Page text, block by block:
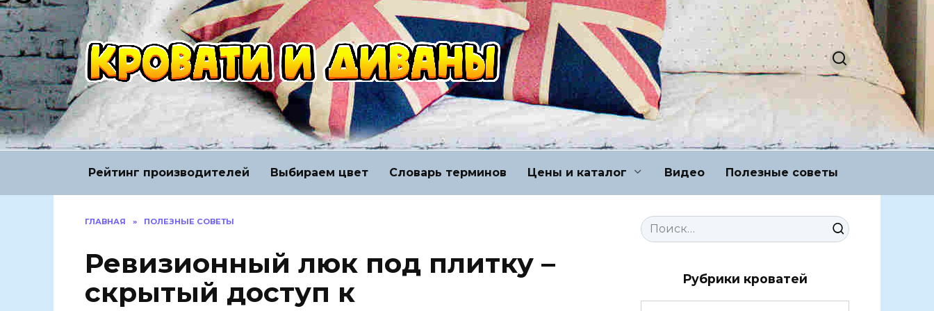
Перейти
к
содержанию
Рейтинг производителей Выбираем цвет Словарь терминов Цены и каталог Видео Полезные советы
ГЛАВНАЯ » ПОЛЕЗНЫЕ СОВЕТЫ
Ревизионный люк под плитку –
скрытый доступ к
Search
for:
Рубрики кроватей